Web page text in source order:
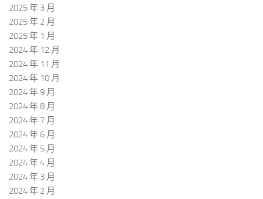
2025 年 3 月
2025 年 2 月
2025 年 1 月
2024 年 12 月
2024 年 11 月
2024 年 10 月
2024 年 9 月
2024 年 8 月
2024 年 7 月
2024 年 6 月
2024 年 5 月
2024 年 4 月
2024 年 3 月
2024 年 2 月